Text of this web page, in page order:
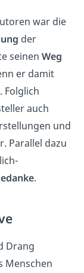
war die
der
seinenWeg
er damit
Folglich
auch
und
Parallel dazu
.
Drang
Menschen